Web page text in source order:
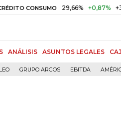
29,66% +0,87% +3,02%
ANÁLISIS ASUNTOS LEGALES
GRUPO ARGOS EBITDA